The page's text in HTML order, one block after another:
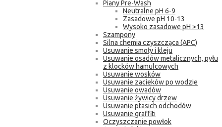
Piany Pre-Wash
Neutralne pH 6-9
Zasadowe pH 10-13
Wysoko zasadowe pH >13
Szampony
Silna chemia czyszcząca (APC)
Usuwanie smoły i kleju
Usuwanie osadów metalicznych, pyłu
z klocków hamulcowych
Usuwanie wosków
Usuwanie zacieków po wodzie
Usuwanie owadów
Usuwanie żywicy drzew
Usuwanie ptasich odchodów
Usuwanie graffiti
Oczyszczanie powłok